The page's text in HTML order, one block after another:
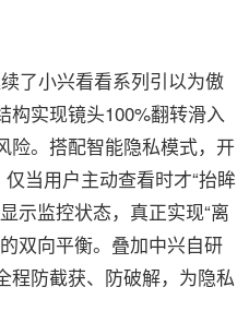
小兴看看系列引以为傲
构实现镜头100%翻转滑入
险。搭配智能隐私模式，开
当用户主动查看时才“抬眸
示监控状态，真正实现“离
双向平衡。叠加中兴自研
程防截获、防破解，为隐私